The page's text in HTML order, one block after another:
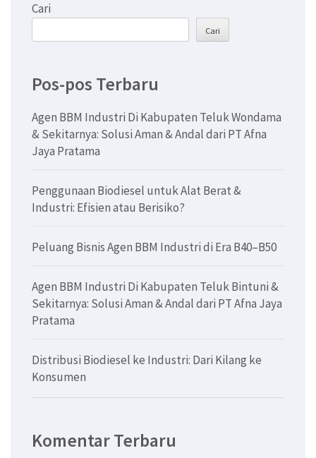
Cari
Cari
Pos-pos Terbaru
Agen BBM Industri Di Kabupaten Teluk Wondama
& Sekitarnya: Solusi Aman & Andal dari PT Afna
Jaya Pratama
Penggunaan Biodiesel untuk Alat Berat &
Industri: Efisien atau Berisiko?
Peluang Bisnis Agen BBM Industri di Era B40–B50
Agen BBM Industri Di Kabupaten Teluk Bintuni &
Sekitarnya: Solusi Aman & Andal dari PT Afna Jaya
Pratama
Distribusi Biodiesel ke Industri: Dari Kilang ke
Konsumen
Komentar Terbaru